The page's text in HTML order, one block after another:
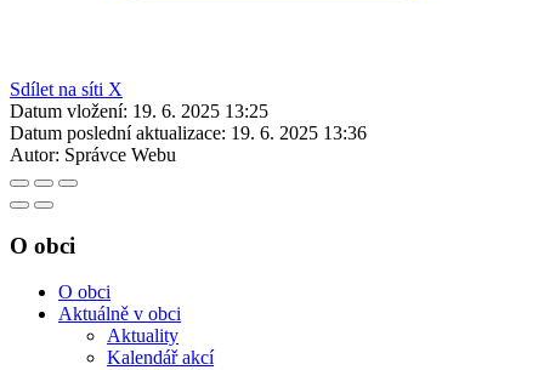
Sdílet na síti X
Datum vložení: 19. 6. 2025 13:25
Datum poslední aktualizace: 19. 6. 2025 13:36
Autor: Správce Webu
O obci
O obci
Aktuálně v obci
Aktuality
Kalendář akcí